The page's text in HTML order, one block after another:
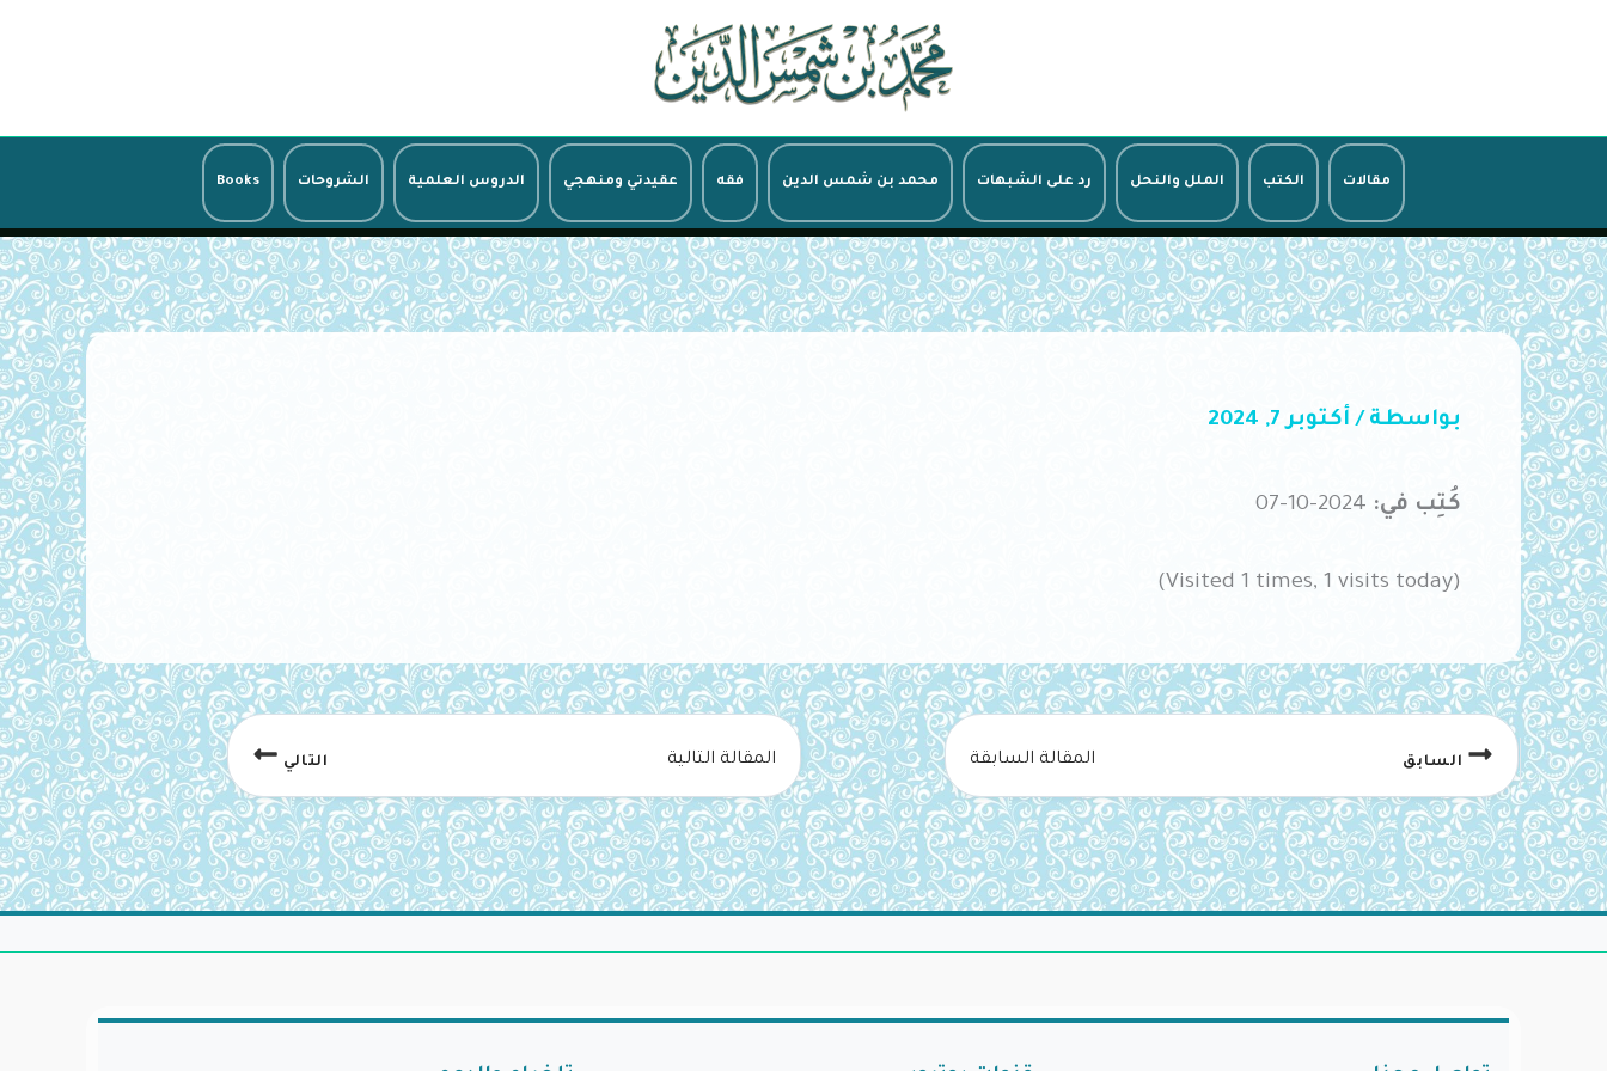
مقالات الكتب الملل والنحل رد على الشبهات محمد بن شمس الدين فقه عقيدتي ومنهجي الدروس العلمية الشروحات Books
بواسطة / أكتوبر 7, 2024
كُتِب في: 2024-10-07
(Visited 1 times, 1 visits today)
السابق المقالة السابقة التالي المقالة التالية